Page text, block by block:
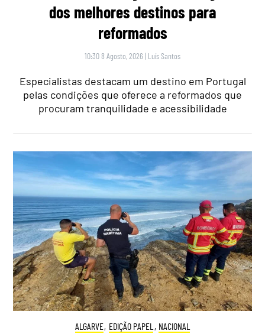
dos melhores destinos para
reformados
10:30 8 Agosto, 2026 | Luís Santos
Especialistas destacam um destino em Portugal
pelas condições que oferece a reformados que
procuram tranquilidade e acessibilidade
ALGARVE, EDIÇÃO PAPEL , NACIONAL